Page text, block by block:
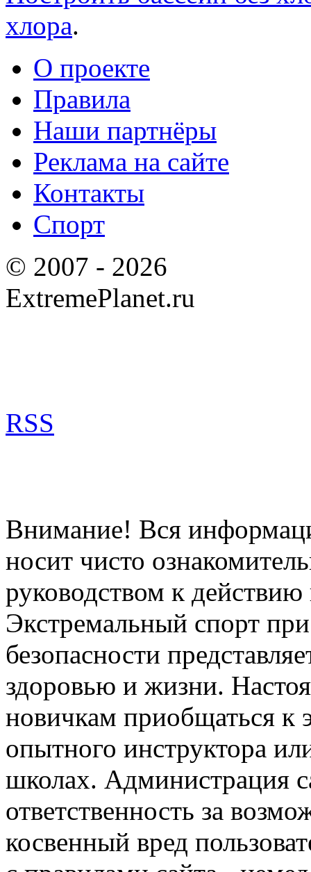
хлора.
О проекте
Правила
Наши партнёры
Реклама на сайте
Контакты
Спорт
© 2007 - 2026
ExtremePlanet.ru
RSS
Внимание! Вся
носит чисто
руководством к
Экстремальный спорт
безопасности
здоровью и жизни.
новичкам приобщаться к
опытного инструктора
школах. Администрация
ответственность за
косвенный вред